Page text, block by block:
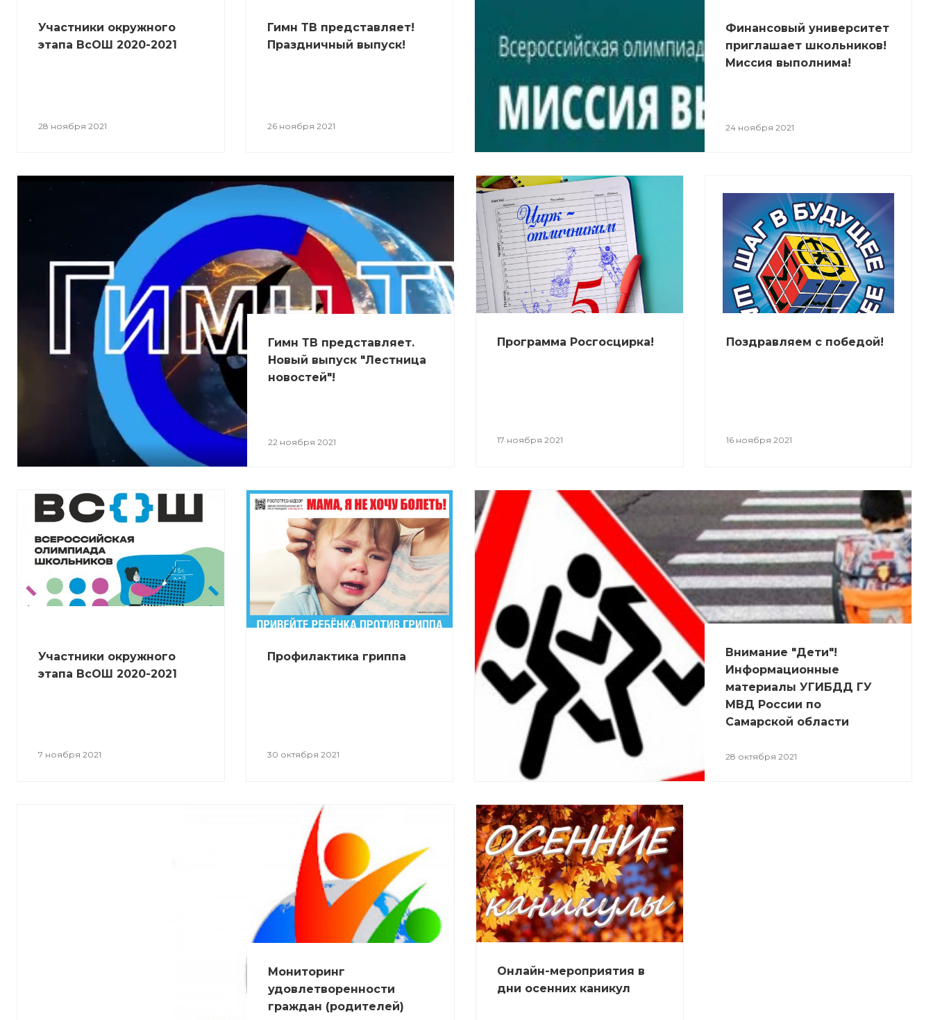
Участники окружного
этапа ВсОШ 2020-2021
28 ноября 2021
Гимн ТВ представляет!
Праздничный выпуск!
26 ноября 2021
Финансовый университет
приглашает школьников!
Миссия выполнима!
24 ноября 2021
Гимн ТВ представляет.
Новый выпуск "Лестница
новостей"!
22 ноября 2021
Программа Росгосцирка!
17 ноября 2021
Поздравляем с победой!
16 ноября 2021
Участники окружного
этапа ВсОШ 2020-2021
7 ноября 2021
Профилактика гриппа
30 октября 2021
Внимание "Дети"!
Информационные
материалы УГИБДД ГУ
МВД России по
Самарской области
28 октября 2021
Мониторинг
удовлетворенности
граждан (родителей)
Онлайн-мероприятия в
дни осенних каникул